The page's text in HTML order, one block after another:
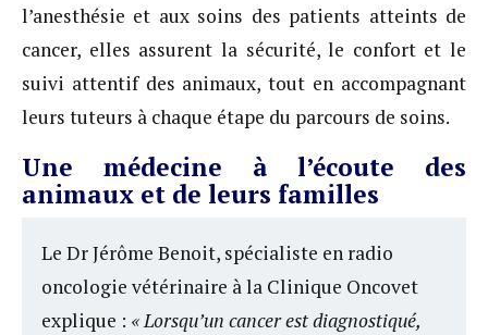
l’anesthésie et aux soins des patients atteints de
cancer, elles assurent la sécurité, le confort et le
suivi attentif des animaux, tout en accompagnant
leurs tuteurs à chaque étape du parcours de soins.
Une médecine à l’écoute des
animaux et de leurs familles
Le Dr Jérôme Benoit, spécialiste en radio
oncologie vétérinaire à la Clinique Oncovet
explique : « Lorsqu’un cancer est diagnostiqué,